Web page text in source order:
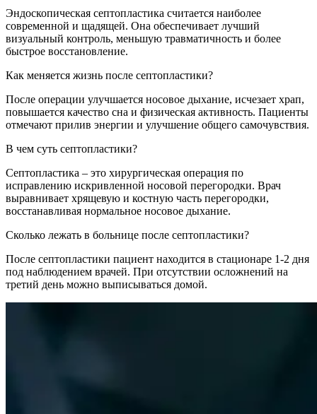
Эндоскопическая септопластика считается наиболее
современной и щадящей. Она обеспечивает лучший
визуальный контроль, меньшую травматичность и более
быстрое восстановление.
Как меняется жизнь после септопластики?
После операции улучшается носовое дыхание, исчезает храп,
повышается качество сна и физическая активность. Пациенты
отмечают прилив энергии и улучшение общего самочувствия.
В чем суть септопластики?
Септопластика – это хирургическая операция по
исправлению искривленной носовой перегородки. Врач
выравнивает хрящевую и костную часть перегородки,
восстанавливая нормальное носовое дыхание.
Сколько лежать в больнице после септопластики?
После септопластики пациент находится в стационаре 1-2 дня
под наблюдением врачей. При отсутствии осложнений на
третий день можно выписываться домой.